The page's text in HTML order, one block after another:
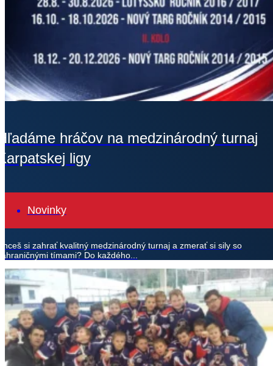
hráčov na medzinárodný turnaj
ligy
Novinky
si zahrať kvalitný medzinárodný turnaj a zmerať si sily so
tímami? Do každého...